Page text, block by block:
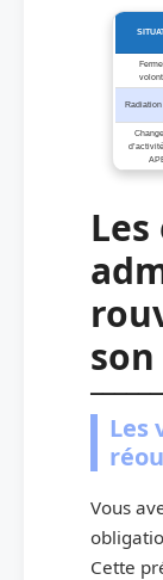
Radiation
Les
Vous
Cette